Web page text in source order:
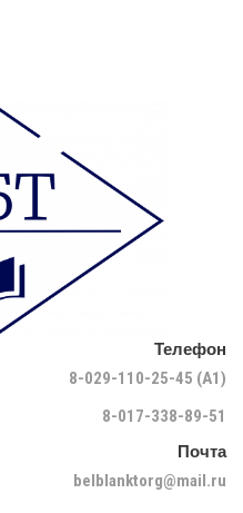
Телефон
8-029-110-25-45 (A1)
8-017-338-89-51
Почта
belblanktorg@mail.ru